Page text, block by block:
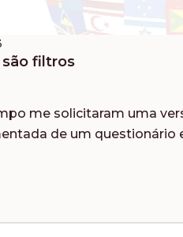
filtros
me solicitaram uma
de um questionário